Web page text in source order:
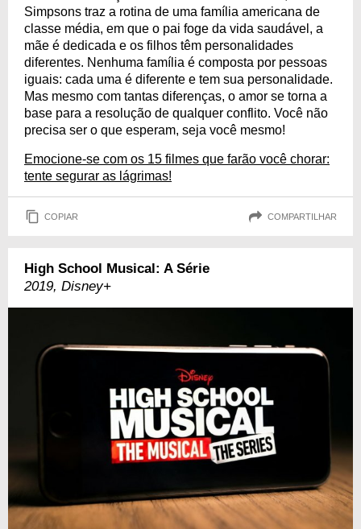
Simpsons traz a rotina de uma família americana de
classe média, em que o pai foge da vida saudável, a
mãe é dedicada e os filhos têm personalidades
diferentes. Nenhuma família é composta por pessoas
iguais: cada uma é diferente e tem sua personalidade.
Mas mesmo com tantas diferenças, o amor se torna a
base para a resolução de qualquer conflito. Você não
precisa ser o que esperam, seja você mesmo!
Emocione-se com os 15 filmes que farão você chorar:
tente segurar as lágrimas!
COPIAR COMPARTILHAR
High School Musical: A Série
2019, Disney+